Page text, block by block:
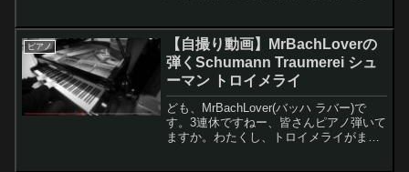
がしまして…、今回はお部屋の暖房とシ
ョパ...
ピアノ
【自撮り動画】MrBachLoverの
弾くSchumann Traumerei シュ
ーマン トロイメライ
ども、MrBachLover(バッハ ラバー)で
す。3連休ですねー、皆さんピアノ弾いて
ますか。わたくし、トロイメライがまー